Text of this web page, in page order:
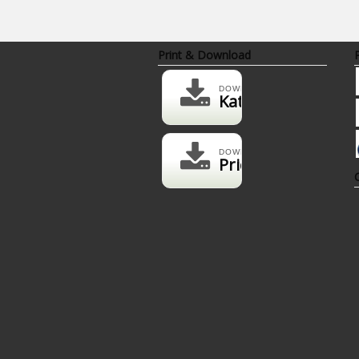
Print & Download
DOWNLOAD
Katalog
DOWNLOAD
Pricelist